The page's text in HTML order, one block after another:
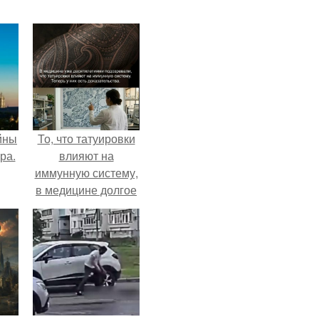
То, что татуировки
влияют на
иммунную систему,
в медицине долгое
время
рассматривалось
лишь как гипотеза.